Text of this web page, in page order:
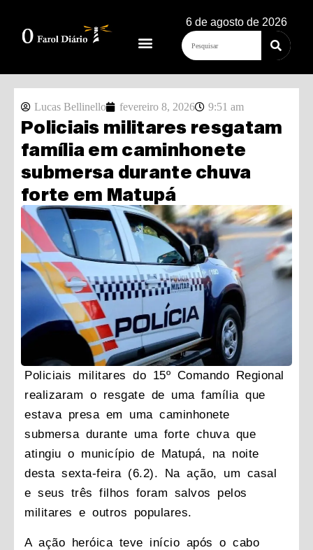
6 de agosto de 2026
Lucas Bellinello fevereiro 8, 2026 9:51 am
Policiais militares resgatam
família em caminhonete
submersa durante chuva
forte em Matupá
Policiais militares do 15º Comando Regional
realizaram o resgate de uma família que
estava presa em uma caminhonete
submersa durante uma forte chuva que
atingiu o município de Matupá, na noite
desta sexta-feira (6.2). Na ação, um casal
e seus três filhos foram salvos pelos
militares e outros populares.
A ação heróica teve início após o cabo